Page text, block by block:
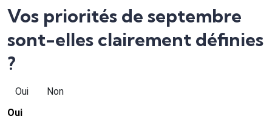
Vos priorités de septembre
sont-elles clairement définies
?
Oui
Non
Oui